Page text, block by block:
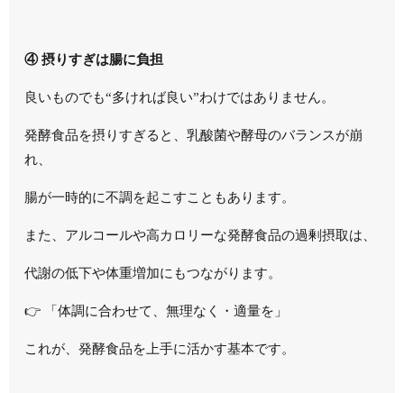
④ 摂りすぎは腸に負担
良いものでも“多ければ良い”わけではありません。
発酵食品を摂りすぎると、乳酸菌や酵母のバランスが崩
れ、
腸が一時的に不調を起こすこともあります。
また、アルコールや高カロリーな発酵食品の過剰摂取は、
代謝の低下や体重増加にもつながります。
👉 「体調に合わせて、無理なく・適量を」
これが、発酵食品を上手に活かす基本です。